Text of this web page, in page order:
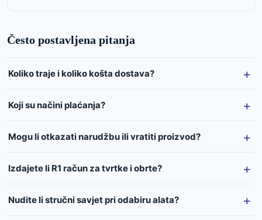
Često postavljena pitanja
Koliko traje i koliko košta dostava?
Koji su načini plaćanja?
Mogu li otkazati narudžbu ili vratiti proizvod?
Izdajete li R1 račun za tvrtke i obrte?
Nudite li stručni savjet pri odabiru alata?